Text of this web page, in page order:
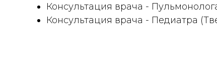
Консультация врача -
Консультация врача - Педиатра